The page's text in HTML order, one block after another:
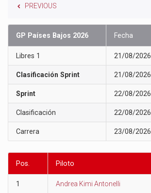
PREVIOUS
GP Países Bajos 2026 Fecha
Libres 1 21/08/2026
Clasificación Sprint 21/08/2026
Sprint 22/08/2026
Clasificación 22/08/2026
Carrera 23/08/2026
Pos. Piloto
1 Andrea Kimi Antonelli